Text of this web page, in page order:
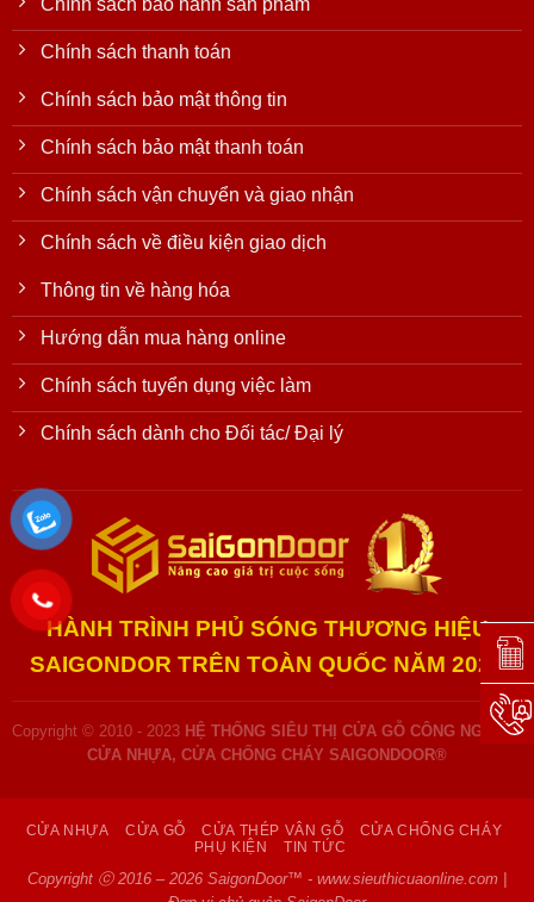
Chính sách bảo hành sản phẩm
Chính sách thanh toán
Chính sách bảo mật thông tin
Chính sách bảo mật thanh toán
Chính sách vận chuyển và giao nhận
Chính sách về điều kiện giao dịch
Thông tin về hàng hóa
Hướng dẫn mua hàng online
Chính sách tuyển dụng việc làm
Chính sách dành cho Đối tác/ Đại lý
HÀNH TRÌNH PHỦ SÓNG THƯƠNG HIỆU
SAIGONDOR TRÊN TOÀN QUỐC NĂM 2025
Copyright © 2010 - 2023 HỆ THỐNG SIÊU THỊ CỬA GỖ CÔNG NGHIỆP,
CỬA NHỰA, CỬA CHỐNG CHÁY SAIGONDOOR®
CỬA NHỰA CỬA GỖ CỬA THÉP VÂN GỖ
CỬA CHỐNG CHÁY
PHỤ KIỆN
TIN TỨC
Copyright ⓒ 2016 – 2026 SaigonDoor™ - www.sieuthicuaonline.com |
Đặt